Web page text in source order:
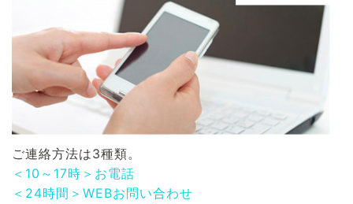
ご連絡方法は3種類。
＜10～17時＞お電話
＜24時間＞WEBお問い合わせ